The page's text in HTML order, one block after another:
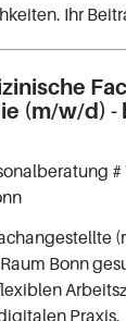
Ihr
(m/w/d) -
Bonn
Praxis.